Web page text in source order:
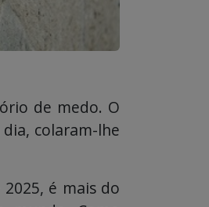
de medo. O
colaram-lhe
é mais do